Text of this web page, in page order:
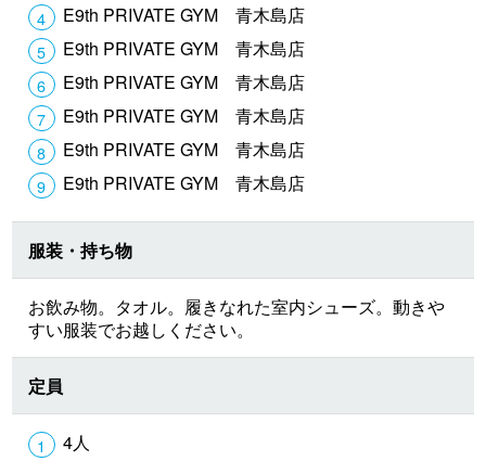
E9th PRIVATE GYM 青木島店
E9th PRIVATE GYM 青木島店
E9th PRIVATE GYM 青木島店
E9th PRIVATE GYM 青木島店
E9th PRIVATE GYM 青木島店
E9th PRIVATE GYM 青木島店
服装・持ち物
お飲み物。タオル。履きなれた室内シューズ。動きや
すい服装でお越しください。
定員
4人